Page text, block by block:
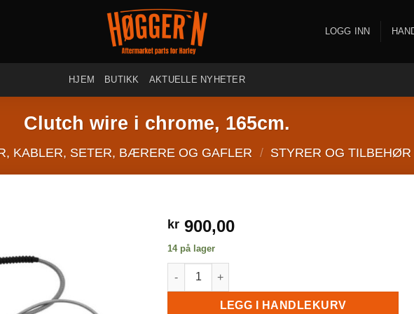
LOGG INN
HJEM BUTIKK AKTUELLE NYHETER
Clutch wire i chrome, 165cm.
KABLER, SETER, BÆRERE OG GAFLER / STYRER OG TILBEHØR
kr 900,00
14 på lager
Clutch wire i chrome, 165cm. antall
LEGG I HANDLEKURV